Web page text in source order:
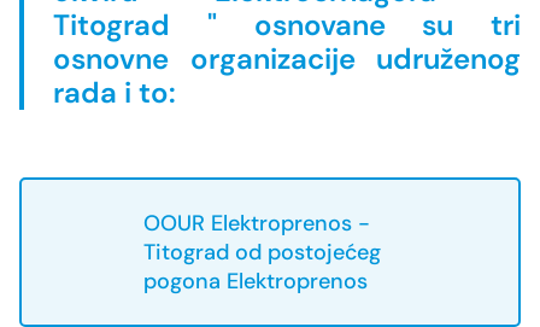
Titograd " osnovane su tri
osnovne organizacije udruženog
rada i to:
OOUR Elektroprenos -
Titograd od postojećeg
pogona Elektroprenos